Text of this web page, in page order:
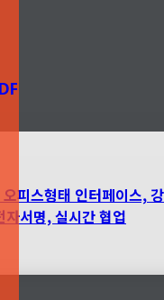
피스형태 인터페이스,
자서명, 실시간 협업